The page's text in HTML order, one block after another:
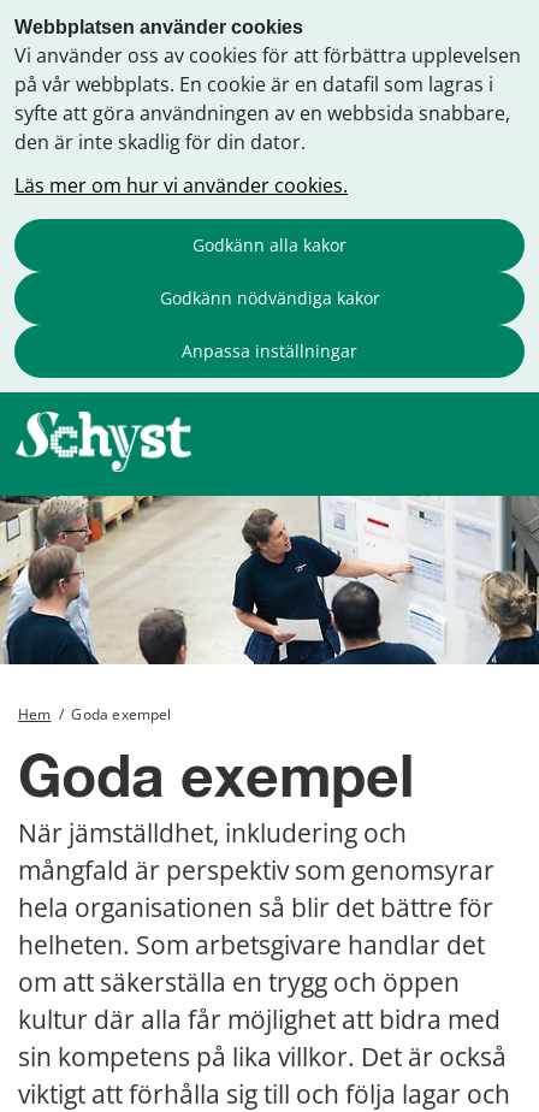
Webbplatsen använder cookies
Vi använder oss av cookies för att förbättra upplevelsen
på vår webbplats. En cookie är en datafil som lagras i
syfte att göra användningen av en webbsida snabbare,
den är inte skadlig för din dator.
Läs mer om hur vi använder cookies.
Godkänn alla kakor
Godkänn nödvändiga kakor
Anpassa inställningar
Hem / Goda exempel
Goda exempel
När jämställdhet, inkludering och
mångfald är perspektiv som genomsyrar
hela organisationen så blir det bättre för
helheten. Som arbetsgivare handlar det
om att säkerställa en trygg och öppen
kultur där alla får möjlighet att bidra med
sin kompetens på lika villkor. Det är också
viktigt att förhålla sig till och följa lagar och